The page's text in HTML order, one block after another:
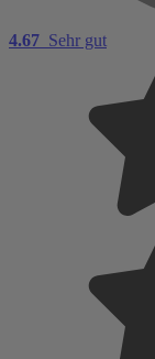
4.67 Sehr gut